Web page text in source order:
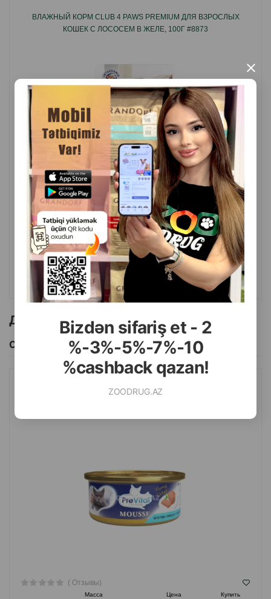
Bizdən sifariş et - 2
%-3%-5%-7%-10
%cashback qazan!
ZOODRUG.AZ
×
аппетитным и легкоусвояемым.
ВЛАЖНЫЙ КОРМ CLUB 4 PAWS PREMIUM ДЛЯ ВЗРОСЛЫХ
КОШЕК С ЛОСОСЕМ В ЖЕЛЕ, 100Г #8873
Масса Цена
Купить
1 шт
0.90
КУПИТЬ
Другие товоры бренда
Смотреть Все
ВЛАЖНЫЙ КОНСЕРВИРОВАННЫЙ КОРМ PREVITAL MOUSSE
( Отзывы)
Масса Цена
Купить